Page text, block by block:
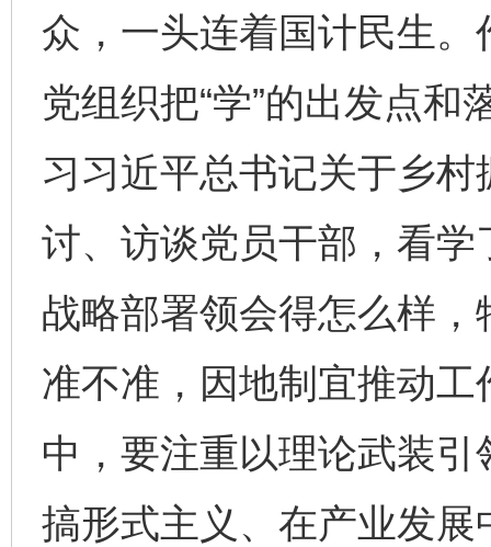
众，一头连着国计民生
党组织把“学”的出发点和
习习近平总书记关于乡
讨、访谈党员干部，看
战略部署领会得怎么样
准不准，因地制宜推动
中，要注重以理论武装
搞形式主义、在产业发